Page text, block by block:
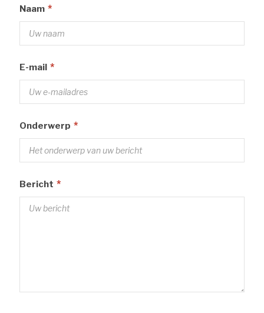
Naam *
E-mail *
Onderwerp *
Bericht *